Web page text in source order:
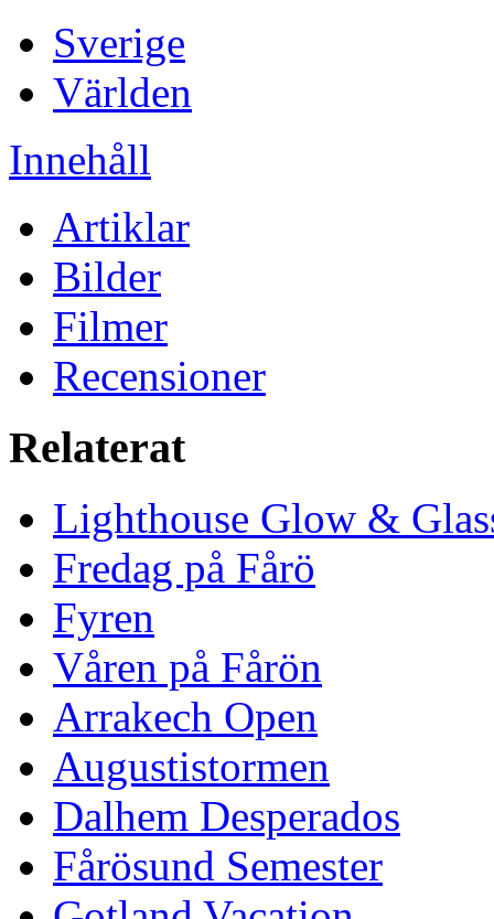
Sverige
Världen
Innehåll
Artiklar
Bilder
Filmer
Recensioner
Relaterat
Lighthouse Glow &
Fredag på Fårö
Fyren
Våren på Fårön
Arrakech Open
Augustistormen
Dalhem Desperados
Fårösund Semester